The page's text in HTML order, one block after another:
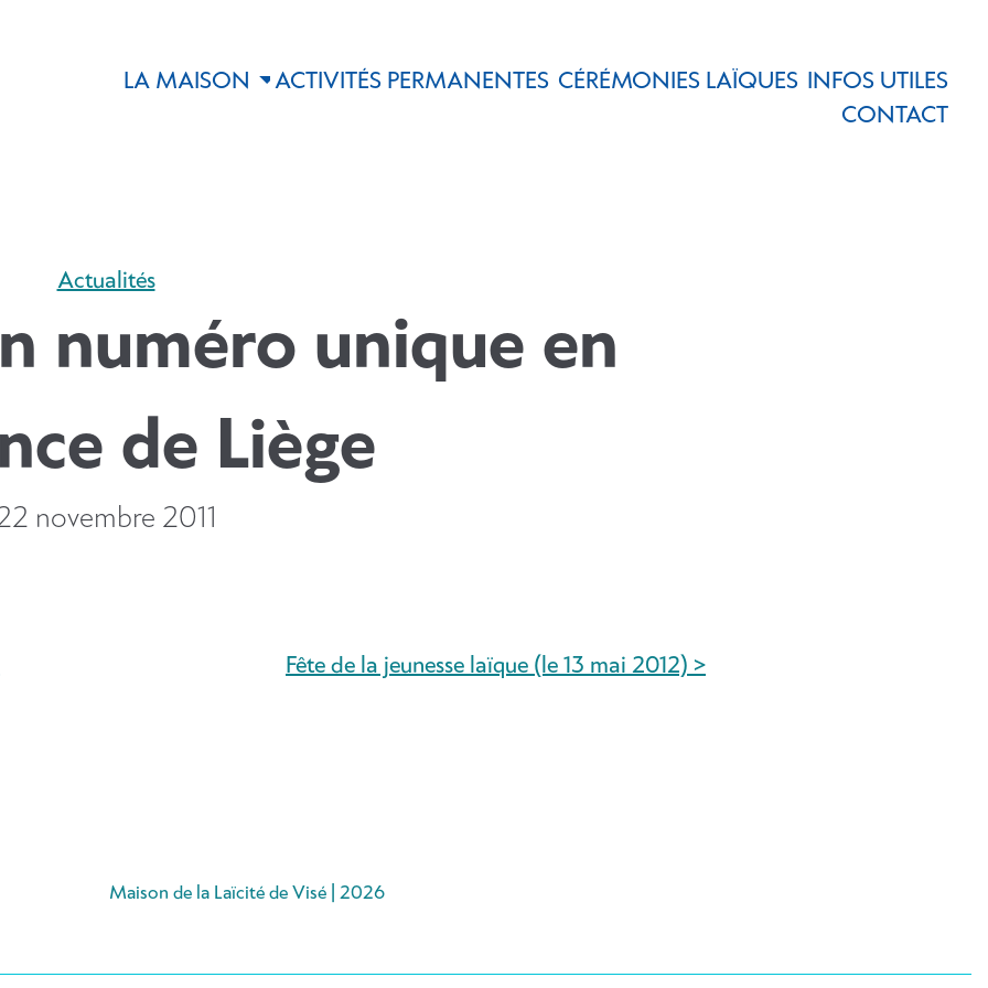
LA MAISON ACTIVITÉS PERMANENTES CÉRÉMONIES LAÏQUES INFOS UTILES
CONTACT
Actualités
numéro unique en
de Liège
novembre 2011
Fête de la jeunesse laïque (le 13 mai 2012) >
Maison de la Laïcité de Visé | 2026